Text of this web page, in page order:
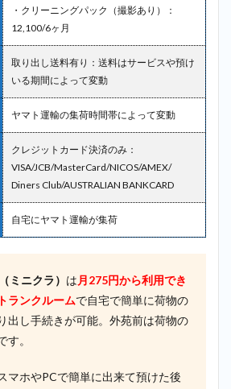
・クリーニングパック（撮影あり）：
12,100/6ヶ月
取り出し送料有り：送料はサービスや預け
いる期間によって変動
ヤマト運輸の集荷時間帯によって変動
クレジットカード決済のみ：
VISA/JCB/MasterCard/NICOS/AMEX/
Diners Club/AUSTRALIAN BANKCARD
自宅にヤマト運輸が集荷
ミニクラ） は 月275円から利用でき
ランクルームで自宅で簡単に荷物の
出し手続きが可能。外苑前は荷物の
す。
マホやPCで簡単に出来て預けた後